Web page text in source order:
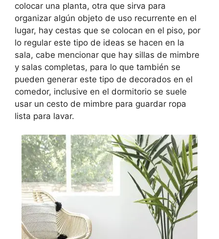
colocar una planta, otra que sirva para
organizar algún objeto de uso recurrente en el
lugar, hay cestas que se colocan en el piso, por
lo regular este tipo de ideas se hacen en la
sala, cabe mencionar que hay sillas de mimbre
y salas completas, para lo que también se
pueden generar este tipo de decorados en el
comedor, inclusive en el dormitorio se suele
usar un cesto de mimbre para guardar ropa
lista para lavar.